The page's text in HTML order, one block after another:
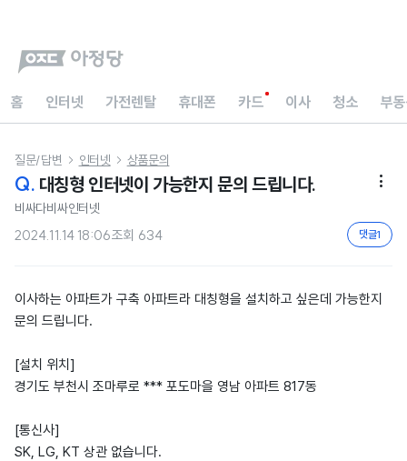
홈 인터넷 가전렌탈 휴대폰 카드 이사 청소 부
질문/답변  인터넷  상품문의
Q. 대칭형 인터넷이 가능한지 문의 드립니다. 
비싸다비싸인터넷
2024.11.14 18:06조회 634 댓글1
이사하는 아파트가 구축 아파트라 대칭형을 설치하고 싶은데 가능한지
문의 드립니다.
[설치 위치]
경기도 부천시 조마루로 *** 포도마을 영남 아파트 817동
[통신사]
SK, LG, KT 상관 없습니다.